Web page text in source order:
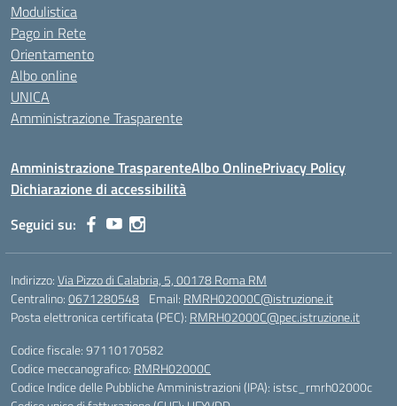
Modulistica
Pago in Rete
Orientamento
Albo online
UNICA
Amministrazione Trasparente
Amministrazione TrasparenteAlbo OnlinePrivacy Policy
Dichiarazione di accessibilità
Seguici su:
Indirizzo:Via Pizzo di Calabria, 5, 00178 Roma RM
Centralino:0671280548 Email: RMRH02000C@istruzione.it
Posta elettronica certificata (PEC): RMRH02000C@pec.istruzione.it
Codice fiscale: 97110170582
Codice meccanografico: RMRH02000C
Codice Indice delle Pubbliche Amministrazioni (IPA): istsc_rmrh02000c